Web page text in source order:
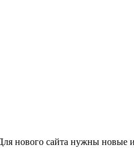
нового сайта нужны новые